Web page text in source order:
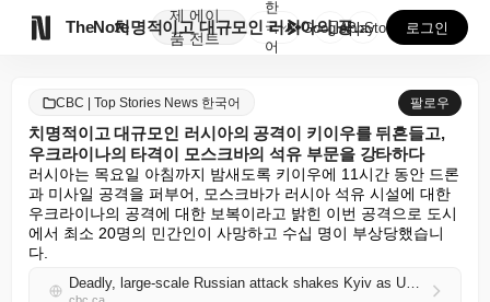
TheNote
제
품
에이
전트
치명적이고 대규모인 러시아의 공격이 키이우를 뒤흔들고,...
한
국
어
GooglePlay
AppStore 로그인
CBC | Top Stories News 한국어 팔로우
치명적이고 대규모인 러시아의 공격이 키이우를 뒤흔들고,
우크라이나의 타격이 모스크바의 석유 부문을 강타하다
러시아는 목요일 아침까지 밤새도록 키이우에 11시간 동안 드론
과 미사일 공격을 퍼부어, 모스크바가 러시아 석유 시설에 대한
우크라이나의 공격에 대한 보복이라고 밝힌 이번 공격으로 도시
에서 최소 20명의 민간인이 사망하고 수십 명이 부상당했습니
다.
Deadly, large-scale Russian attack shakes Kyiv as Ukrainian strikes batter Moscow's oil sector